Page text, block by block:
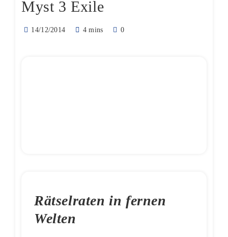
Myst 3 Exile
14/12/2014 4 mins 0
Rätselraten in fernen
Welten